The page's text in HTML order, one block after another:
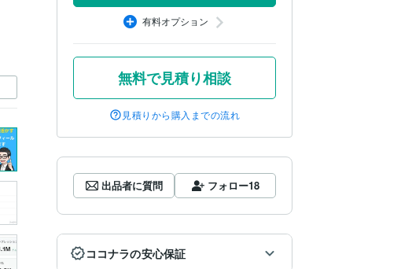
有料オプション
無料で見積り相談
見積りから購入までの流れ
出品者に質問 フォロー18
ココナラの安心保証